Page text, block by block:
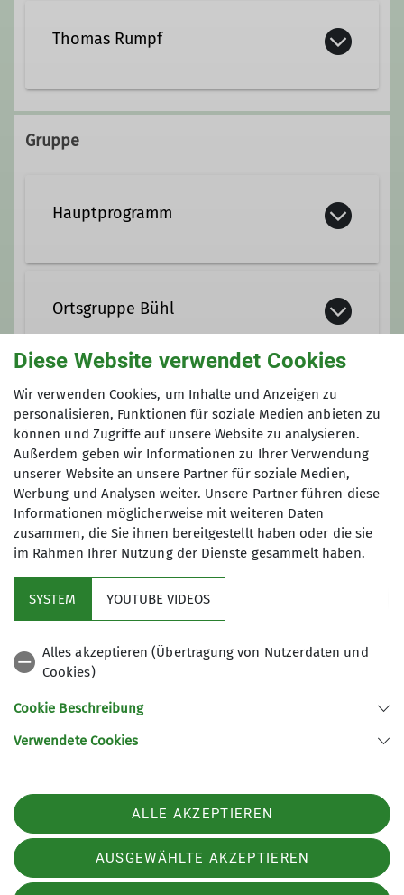
Thomas Rumpf
Gruppe
Hauptprogramm
Ortsgruppe Bühl
Anmeldung
Anfrage senden
77654 Offenburg
Telefon +497819709190
Diese Website verwendet Cookies
Wir verwenden Cookies, um Inhalte und Anzeigen zu
personalisieren, Funktionen für soziale Medien anbieten zu
können und Zugriffe auf unsere Website zu analysieren.
Außerdem geben wir Informationen zu Ihrer Verwendung
unserer Website an unsere Partner für soziale Medien,
Werbung und Analysen weiter. Unsere Partner führen diese
Informationen möglicherweise mit weiteren Daten
zusammen, die Sie ihnen bereitgestellt haben oder die sie
im Rahmen Ihrer Nutzung der Dienste gesammelt haben.
SYSTEM YOUTUBE VIDEOS
Alles akzeptieren (Übertragung von Nutzerdaten und
Cookies)
Cookie Beschreibung
Verwendete Cookies
ALLE AKZEPTIEREN
AUSGEWÄHLTE AKZEPTIEREN